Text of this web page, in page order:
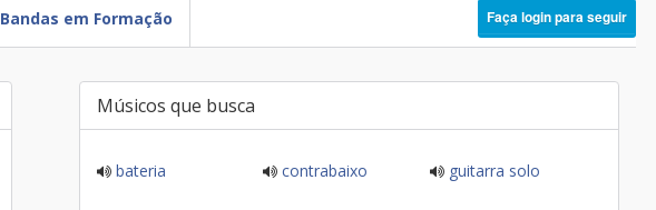
Bandas em Formação Faça login para seguir
Músicos que busca
bateria contrabaixo guitarra solo